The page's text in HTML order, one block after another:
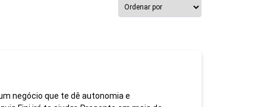
negócio que te dê autonomia e